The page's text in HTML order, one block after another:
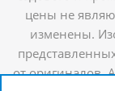
цены не
изменены.
от оригиналов.